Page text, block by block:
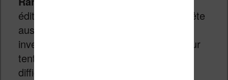
éditeurs au monde. L’entreprise s’apprête
aussi à effectuer ses plus gros
investissements dans le numérique pour
tenter de rebondir et faire face à ces
difficultés financières. (